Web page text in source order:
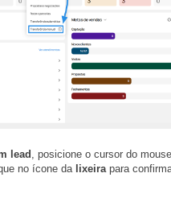
lead , posicione o cursor do
no ícone da lixeirapara